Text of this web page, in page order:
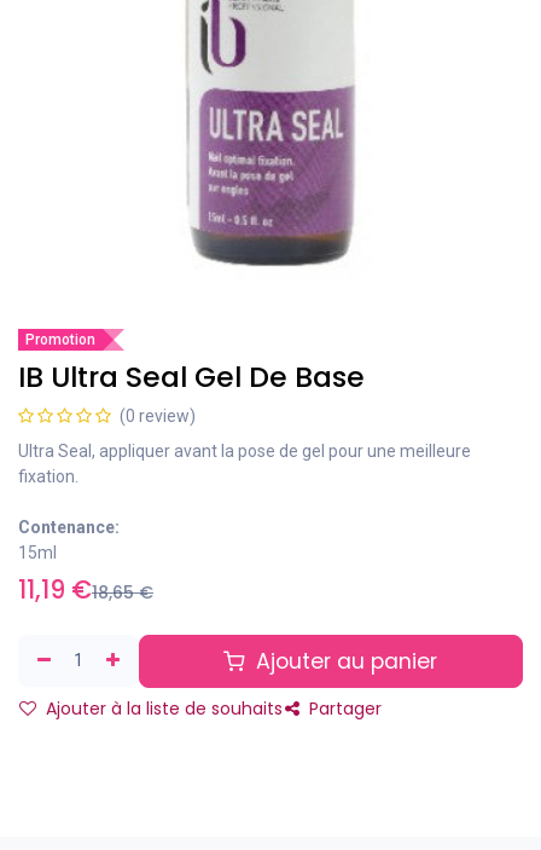
Promotion
IB Ultra Seal Gel De Base
(0 review)
Ultra Seal, appliquer avant la pose de gel pour une meilleure
fixation.
Contenance:
15ml
11,19 €18,65€
Ajouter au panier
Ajouter à la liste de souhaits Partager